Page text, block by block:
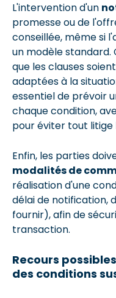
L'intervention d'un
promesse ou de
conseillée, même si
un modèle standard.
que les clauses soient
adaptées à la
essentiel de prévoir
chaque condition,
pour éviter tout litige
Enfin, les parties
modalités de
réalisation d'une
délai de notification,
fournir), afin de
transaction.
Recours
des conditions